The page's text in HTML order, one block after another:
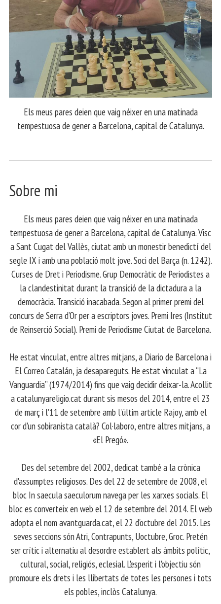
Els meus pares deien que vaig néixer en una matinada
tempestuosa de gener a Barcelona, capital de Catalunya.
Sobre mi
Els meus pares deien que vaig néixer en una matinada
tempestuosa de gener a Barcelona, capital de Catalunya. Visc
a Sant Cugat del Vallès, ciutat amb un monestir benedictí del
segle IX i amb una població molt jove. Soci del Barça (n. 1242).
Curses de Dret i Periodisme. Grup Democràtic de Periodistes a
la clandestinitat durant la transició de la dictadura a la
democràcia. Transició inacabada. Segon al primer premi del
concurs de Serra d’Or per a escriptors joves. Premi Ires (Institut
de Reinserció Social). Premi de Periodisme Ciutat de Barcelona.
​ He estat vinculat, entre altres mitjans, a Diario de Barcelona i
El Correo Catalán, ja desapareguts. He estat vinculat a “La
Vanguardia” (1974/2014) fins que vaig decidir deixar-la. Acollit
a catalunyareligio.cat durant sis mesos del 2014, entre el 23
de març i l'11 de setembre amb l'últim article Rajoy, amb el
cor d'un sobiranista català? Col·laboro, entre altres mitjans, a
«El Pregó».
​ Des del setembre del 2002, dedicat també a la crònica
d'assumptes religiosos. Des del 22 de setembre de 2008, el
bloc In saecula saeculorum navega per les xarxes socials. El
bloc es converteix en web el 12 de setembre del 2014. El web
adopta el nom avantguarda.cat, el 22 d'octubre del 2015. Les
seves seccions són Atri, Contrapunts, Uoctubre, Groc. Pretén
ser crític i alternatiu al desordre establert als àmbits polític,
cultural, social, religiós, eclesial. L'esperit i l'objectiu són
promoure els drets i les llibertats de totes les persones i tots
els pobles, inclòs Catalunya.